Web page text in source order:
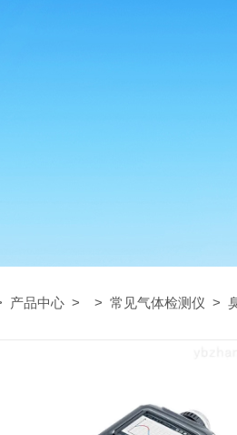
产品中心 > > 常见气体检测仪 >